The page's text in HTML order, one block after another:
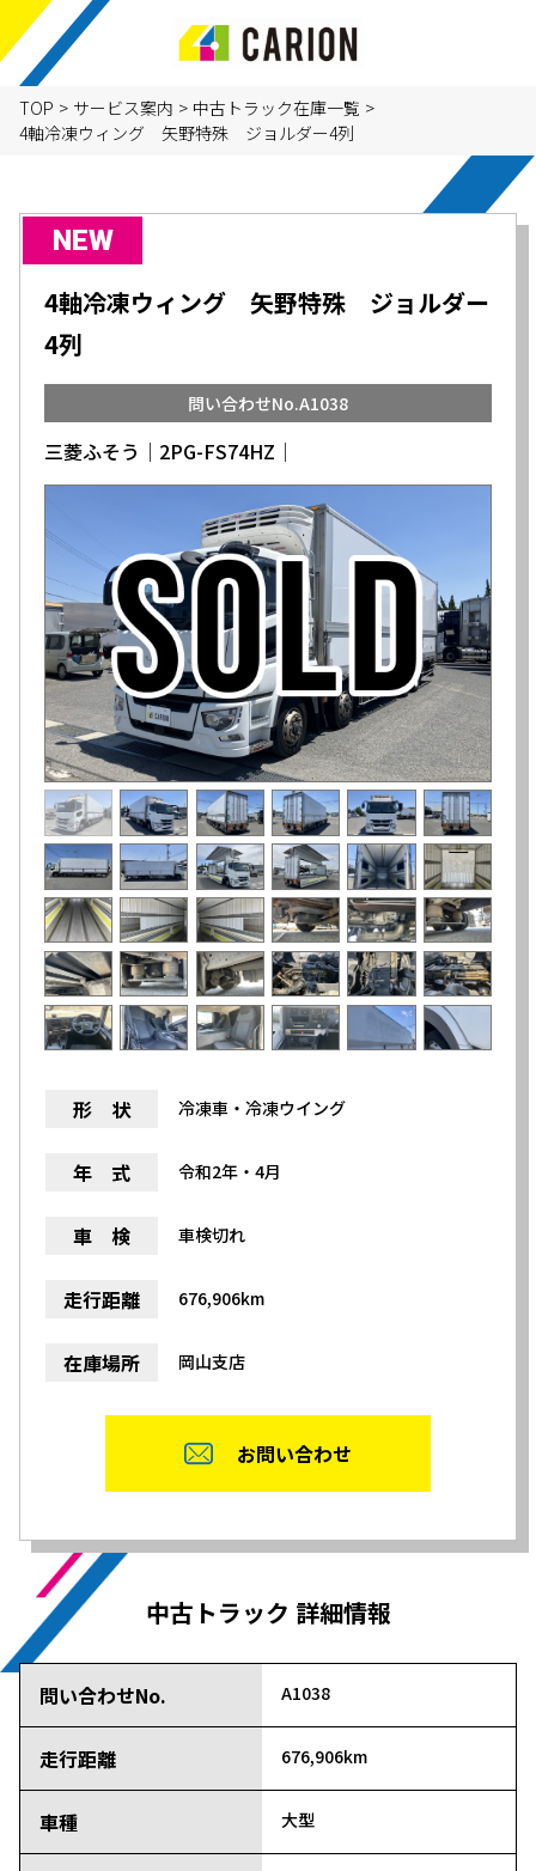
TOP > サービス案内 > 中古トラック在庫一覧 >
4軸冷凍ウィング 矢野特殊 ジョルダー4列
NEW
4軸冷凍ウィング 矢野特殊 ジョルダー
4列
問い合わせNo.A1038
三菱ふそう│2PG-FS74HZ│
形 状 冷凍車・冷凍ウイング
年 式 令和2年・4月
車 検 車検切れ
走行距離 676,906km
在庫場所 岡山支店
お問い合わせ
中古トラック 詳細情報
問い合わせNo. A1038
走行距離 676,906km
車種 大型